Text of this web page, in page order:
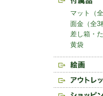
マット（全
面金（全3
差し箱・
黄袋